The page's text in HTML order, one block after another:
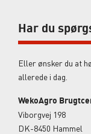
Har du
Eller ønsker du at
allerede i dag.
WekoAgro
Viborgvej 198
DK-8450 Hammel